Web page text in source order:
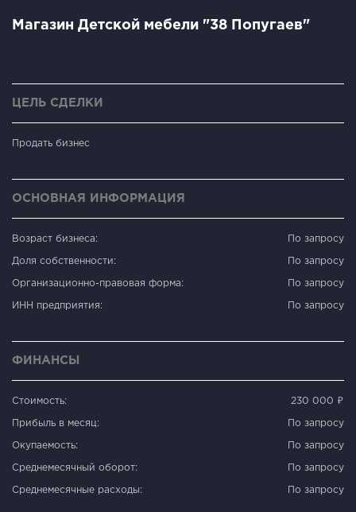
Магазин Детской мебели "38 Попугаев"
ЦЕЛЬ СДЕЛКИ
Продать бизнес
ОСНОВНАЯ ИНФОРМАЦИЯ
Возраст бизнеса: По запросу
Доля собственности: По запросу
Организационно-правовая форма: По запросу
ИНН предприятия: По запросу
ФИНАНСЫ
Стоимость: 230 000 ₽
Прибыль в месяц: По запросу
Окупаемость: По запросу
Среднемесячный оборот: По запросу
Среднемесячные расходы: По запросу